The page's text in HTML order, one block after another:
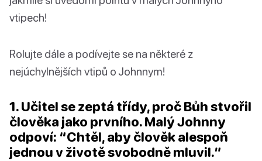
vtipech!
Rolujte dále a podívejte se na některé z
nejúchylnějších vtipů o Johnnym!
1. Učitel se zeptá třídy, proč Bůh stvořil
člověka jako prvního. Malý Johnny
odpoví: “Chtěl, aby člověk alespoň
jednou v životě svobodně mluvil.”